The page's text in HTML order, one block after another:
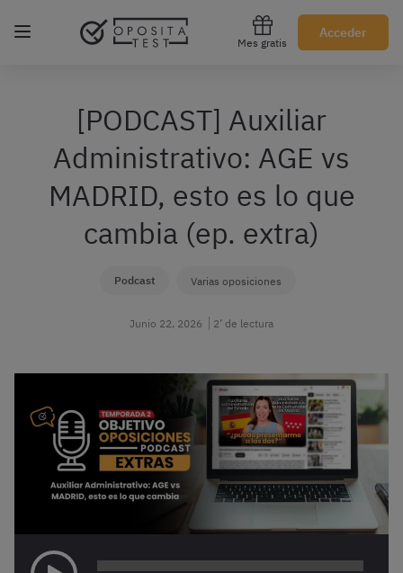
Mes gratis
Acceder
Regístrate gratis
[PODCAST] Auxiliar
Administrativo: AGE vs
MADRID, esto es lo que
cambia (ep. extra)
Podcast Varias oposiciones
Junio 22, 2026 2’ de lectura